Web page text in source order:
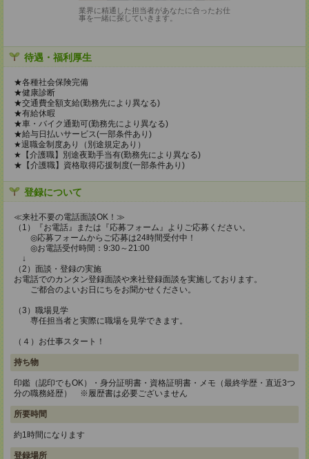
業界に精通した担当者があなたに合ったお仕
事を一緒に探していきます。
待遇・福利厚生
★各種社会保険完備
★健康診断
★交通費全額支給(勤務先により異なる)
★有給休暇
★車・バイク通勤可(勤務先により異なる)
★給与日払いサービス(一部条件あり)
★退職金制度あり（別途規定あり）
★【介護職】別途夜勤手当有(勤務先により異なる)
★【介護職】資格取得応援制度(一部条件あり)
登録について
≪来社不要の電話面談OK！≫
（1）『お電話』または『応募フォーム』よりご応募ください。
◎応募フォームからご応募は24時間受付中！
◎お電話受付時間：9:30～21:00
↓
（2）面談・登録の実施
お電話でのカンタン登録面談や来社登録面談を実施しております。
ご都合のよいお日にちをお聞かせください。
（3）職場見学
専任担当者と実際に職場を見学できます。
（４）お仕事スタート！
持ち物
印鑑（認印でもOK）・身分証明書・資格証明書・メモ（最終学歴・直近3つ
分の職務経歴） ※履歴書は必要ございません
所要時間
約1時間になります
登録場所